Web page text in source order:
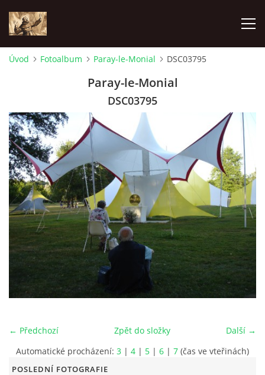
SAMOFINANCOVÁNÍ
PASTORAČNÍ RADA
SPRAVOVANÉ FARNOSTI
HISTORIE FARNOSTÍ
POŘAD BOHOSLUŽEB
Úvod Fotoalbum Paray-le-Monial DSC03795
Paray-le-Monial
DSC03795
← Předchozí Další →
Zpět do složky
Automatické procházení: 3 | 4 | 5 | 6 | 7 (čas ve vteřinách)
POSLEDNÍ FOTOGRAFIE